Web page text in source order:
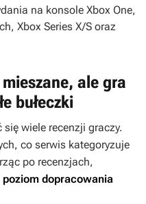
na konsole Xbox One,
Xbox Series X/S oraz
ale gra
bułeczki
się wiele recenzji graczy.
co serwis kategoryzuje
po recenzjach,
poziom dopracowania